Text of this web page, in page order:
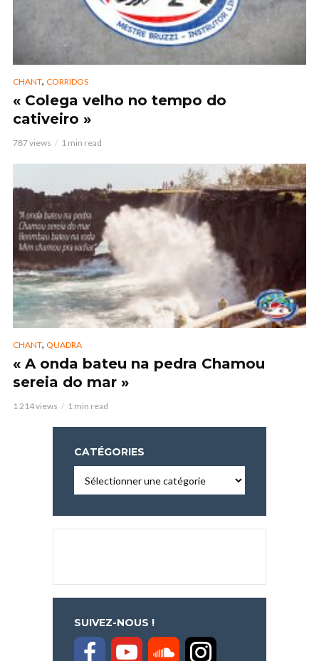
CHANT, CORRIDOS
« Colega velho no tempo do
cativeiro »
787 views 1 min read
CHANT, QUADRA
« A onda bateu na pedra Chamou
sereia do mar »
1 214 views 1 min read
CATÉGORIES
SUIVEZ-NOUS !